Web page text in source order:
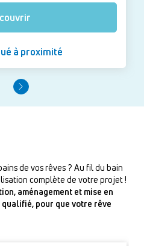
à proximité
de vos rêves ? Au fil du bain
complète de votre projet !
aménagement et mise en
pour que votre rêve